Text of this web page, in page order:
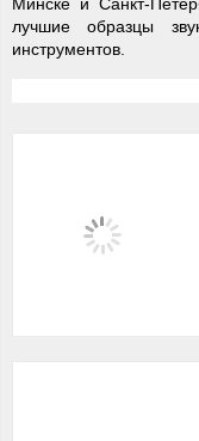
лучшие образцы
инструментов.